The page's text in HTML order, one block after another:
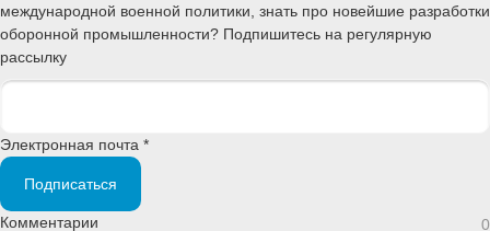
международной военной политики, знать про новейшие разработки
оборонной промышленности? Подпишитесь на регулярную
рассылку
Электронная почта *
Подписаться
Комментарии 0